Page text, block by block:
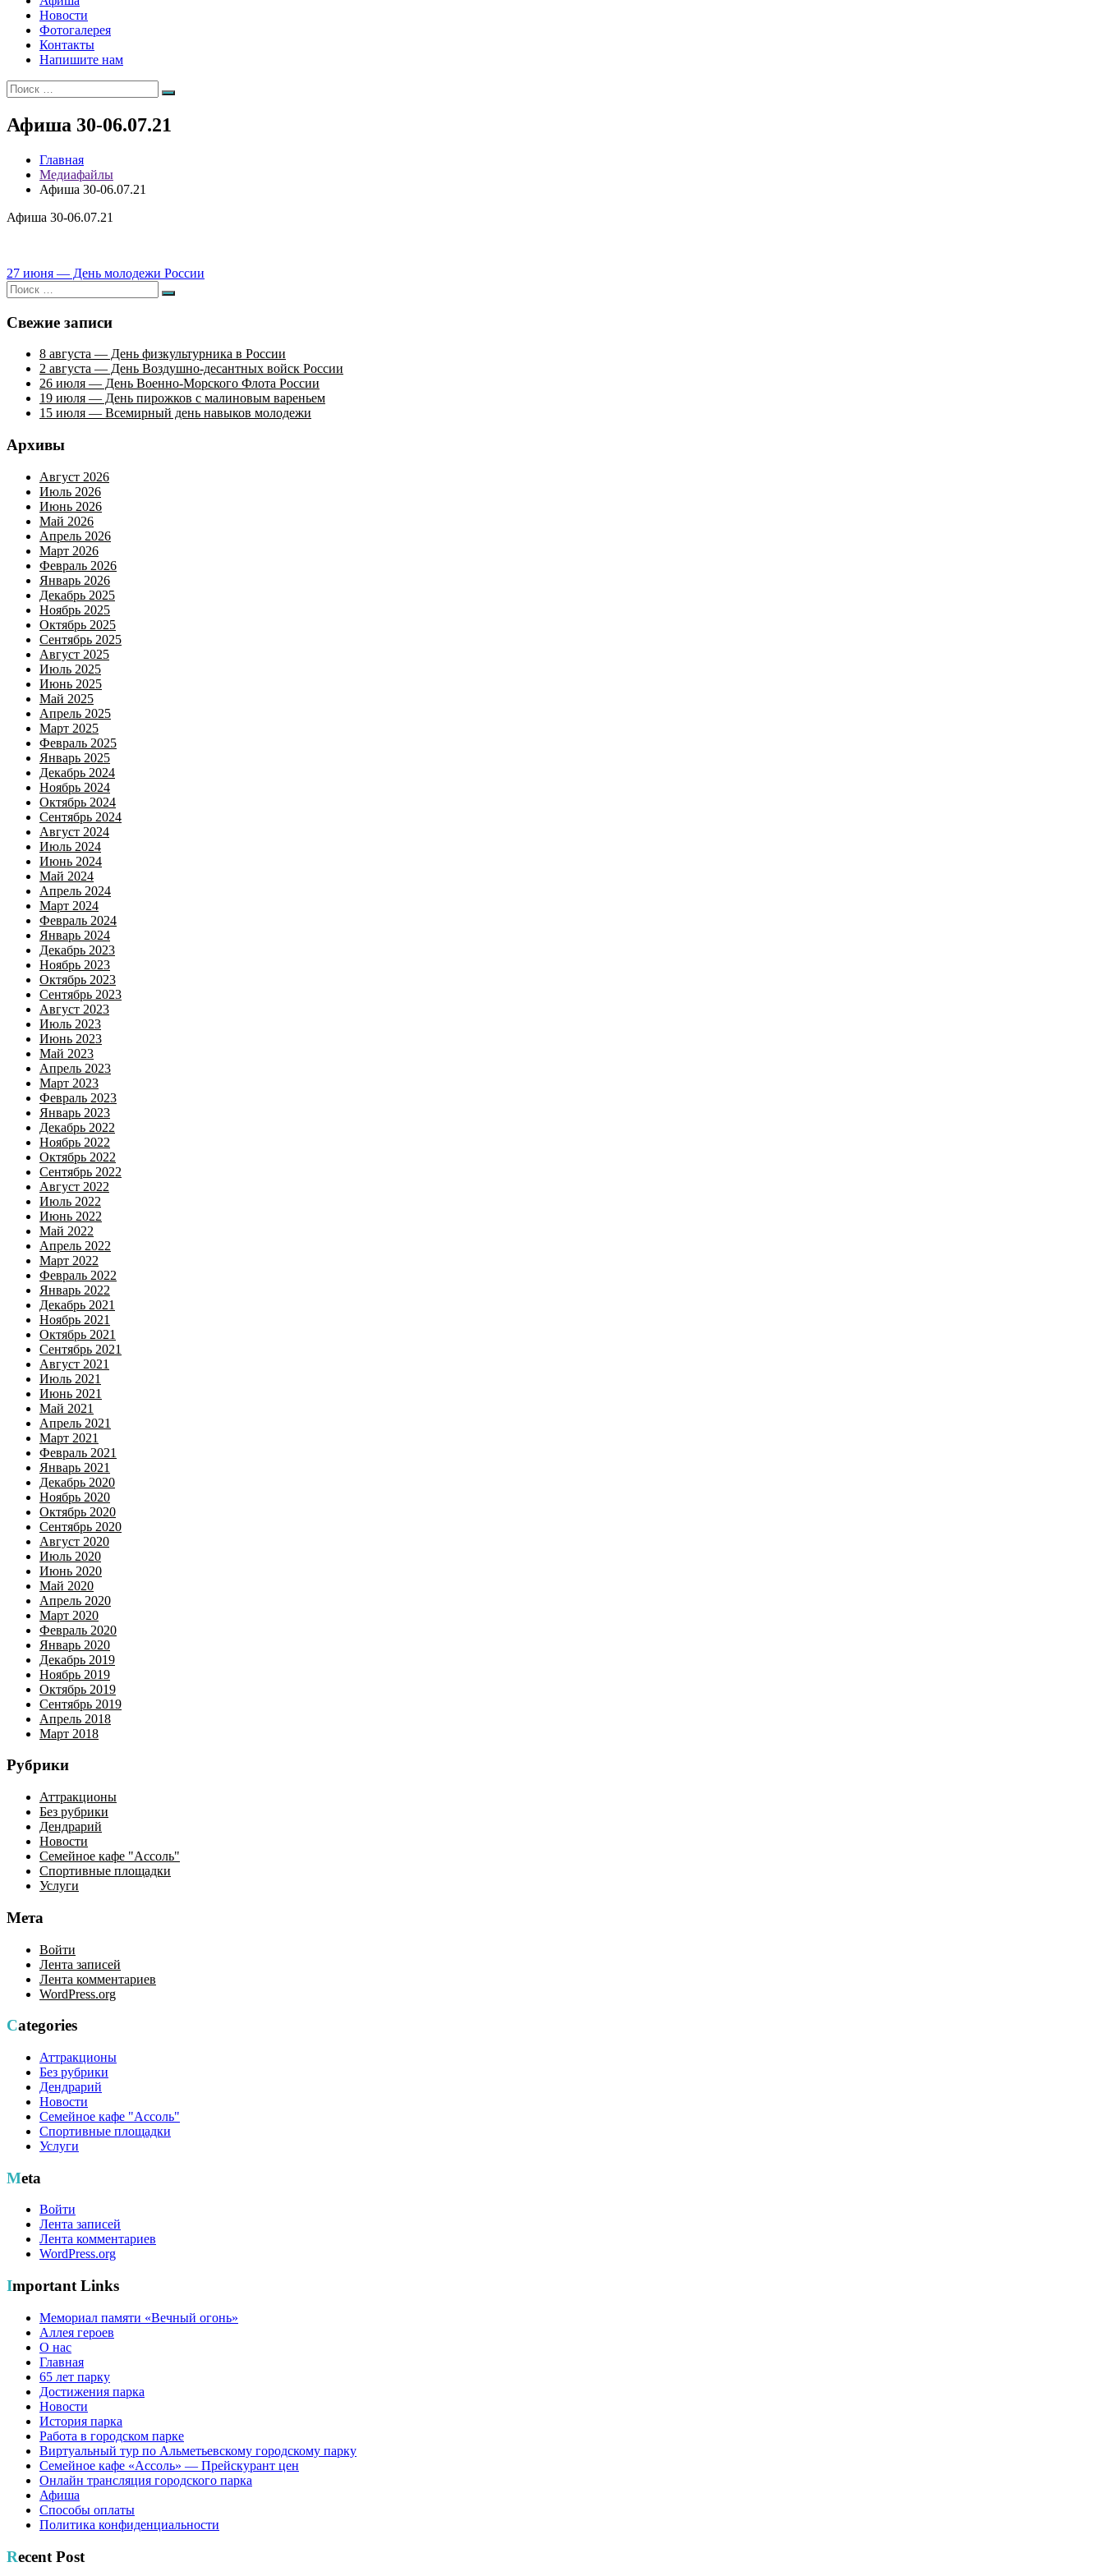
Новости
Фотогалерея
Контакты
Напишите нам
Искать:
Поиск
Афиша 30-06.07.21
Главная
Медиафайлы
Афиша 30-06.07.21
Афиша 30-06.07.21
Навигация
по
записям
27 июня — День молодежи России
Искать:
Поиск
Свежие записи
8 августа — День физкультурника в России
2 августа — День Воздушно-десантных войск России
26 июля — День Военно-Морского Флота России
19 июля — День пирожков с малиновым вареньем
15 июля — Всемирный день навыков молодежи
Архивы
Август 2026
Июль 2026
Июнь 2026
Май 2026
Апрель 2026
Март 2026
Февраль 2026
Январь 2026
Декабрь 2025
Ноябрь 2025
Октябрь 2025
Сентябрь 2025
Август 2025
Июль 2025
Июнь 2025
Май 2025
Апрель 2025
Март 2025
Февраль 2025
Январь 2025
Декабрь 2024
Ноябрь 2024
Октябрь 2024
Сентябрь 2024
Август 2024
Июль 2024
Июнь 2024
Май 2024
Апрель 2024
Март 2024
Февраль 2024
Январь 2024
Декабрь 2023
Ноябрь 2023
Октябрь 2023
Сентябрь 2023
Август 2023
Июль 2023
Июнь 2023
Май 2023
Апрель 2023
Март 2023
Февраль 2023
Январь 2023
Декабрь 2022
Ноябрь 2022
Октябрь 2022
Сентябрь 2022
Август 2022
Июль 2022
Июнь 2022
Май 2022
Апрель 2022
Март 2022
Февраль 2022
Январь 2022
Декабрь 2021
Ноябрь 2021
Октябрь 2021
Сентябрь 2021
Август 2021
Июль 2021
Июнь 2021
Май 2021
Апрель 2021
Март 2021
Февраль 2021
Январь 2021
Декабрь 2020
Ноябрь 2020
Октябрь 2020
Сентябрь 2020
Август 2020
Июль 2020
Июнь 2020
Май 2020
Апрель 2020
Март 2020
Февраль 2020
Январь 2020
Декабрь 2019
Ноябрь 2019
Октябрь 2019
Сентябрь 2019
Апрель 2018
Март 2018
Рубрики
Аттракционы
Без рубрики
Дендрарий
Новости
Семейное кафе "Ассоль"
Спортивные площадки
Услуги
Мета
Войти
Лента записей
Лента комментариев
WordPress.org
Categories
Аттракционы
Без рубрики
Дендрарий
Новости
Семейное кафе "Ассоль"
Спортивные площадки
Услуги
Meta
Войти
Лента записей
Лента комментариев
WordPress.org
Important Links
Мемориал памяти «Вечный огонь»
Аллея героев
О нас
Главная
65 лет парку
Достижения парка
Новости
История парка
Работа в городском парке
Виртуальный тур по Альметьевскому городскому парку
Семейное кафе «Ассоль» — Прейскурант цен
Онлайн трансляция городского парка
Афиша
Способы оплаты
Политика конфиденциальности
Recent Post